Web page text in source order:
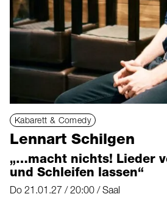
Kabarett & Comedy
Lennart Schilgen
„…macht nichts! Lieder
und Schleifen lassen“
Do 21.01.27 / 20:00 / Saal